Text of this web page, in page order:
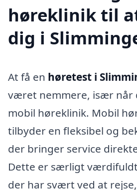
høreklinik til
dig i
At få en høretest i
været nemmere, især når
mobil høreklinik. Mobil
tilbyder en fleksibel og
der bringer service
Dette er særligt
der har svært ved at